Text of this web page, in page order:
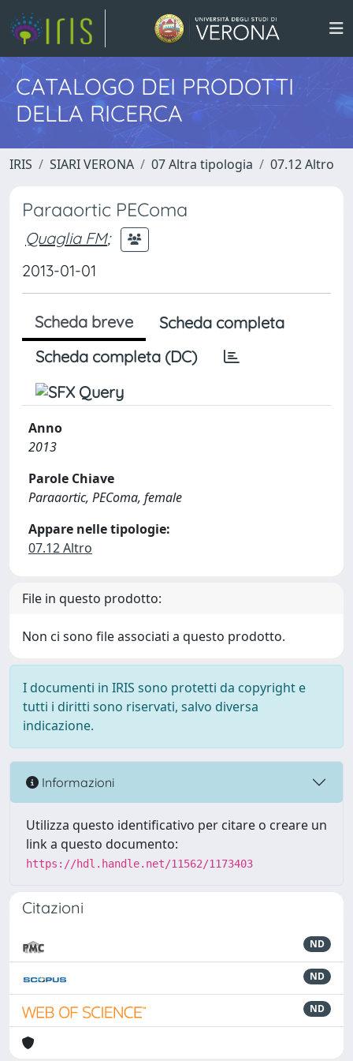
CATALOGO DEI PRODOTTI
DELLA RICERCA
IRIS SIARI VERONA 07 Altra tipologia 07.12 Altro
Paraaortic PEComa
Quaglia FM;
2013-01-01
Scheda breve
Scheda completa
Scheda completa (DC)
Anno
2013
Parole Chiave
Paraaortic, PEComa, female
Appare nelle tipologie:
07.12 Altro
File in questo prodotto:
Non ci sono file associati a questo prodotto.
I documenti in IRIS sono protetti da copyright e
tutti i diritti sono riservati, salvo diversa
indicazione.
Informazioni
Utilizza questo identificativo per citare o creare un
link a questo documento:
https://hdl.handle.net/11562/1173403
Citazioni
ND
ND
ND